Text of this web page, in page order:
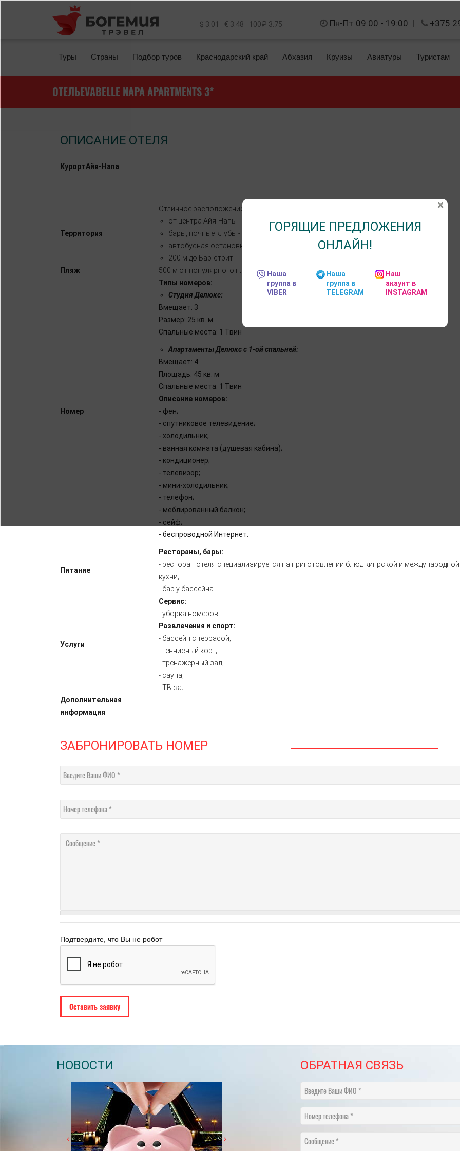
Перейти к основному содержанию
$ 3.01 € 3.48 100₽ 3.75 Пн-Пт 09:00 - 19:00 | +375
Туры Страны Подбор туров Краснодарский край Абхазия Круизы Авиатуры Туристам
ОТЕЛЬEVABELLE NAPA APARTMENTS 3*
ОПИСАНИЕ ОТЕЛЯ
КурортАйя-Напа
Территория
Отличное расположение. Подойдет для молодежного возраста.
от центра Айя-Напы - несколько минут ходьбы;
бары, ночные клубы - недалеко от отеля;
автобусная остановка - 300 м.
200 м до Бар-стрит
Пляж
500 м от популярного пляжа Нисси (15 минут ходьбы).
Номер
Типы номеров:
Студия Делюкс:
Вмещает: 3
Размер: 25 кв. м
Спальные места: 1 Твин
Апартаменты Делюкс с 1-ой спальней:
Вмещает: 4
Площадь: 45 кв. м
Спальные места: 1 Твин
Описание номеров:
- фен;
- спутниковое телевидение;
- холодильник;
- ванная комната (душевая кабина);
- кондиционер;
- телевизор;
- мини-холодильник;
- телефон;
- меблированный балкон;
- сейф;
- беспроводной Интернет.
Питание
Рестораны, бары:
- ресторан отеля специализируется на приготовлении блюд кипрской и международной
кухни;
- бар у бассейна.
Услуги
Сервис:
- уборка номеров.
Развлечения и спорт:
- бассейн с террасой;
- теннисный корт;
- тренажерный зал;
- сауна;
- ТВ-зал.
Дополнительная
информация
ЗАБРОНИРОВАТЬ НОМЕР
Введите Ваши ФИО
Номер телефона
Сообщение
Подтвердите, что Вы не робот
НОВОСТИ ОБРАТНАЯ СВЯЗЬ
Введите Ваши ФИО
Номер телефона
Сообщение
ГОРЯЩИЕ ПРЕДЛОЖЕНИЯ
ОНЛАЙН!
Наша
группа в
VIBER
Наша
группа в
TELEGRAM
Наш
акаунт в
INSTAGRAM